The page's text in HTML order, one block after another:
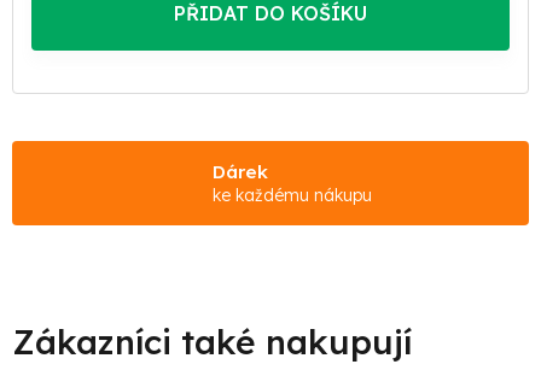
PŘIDAT DO KOŠÍKU
Dárek
ke každému nákupu